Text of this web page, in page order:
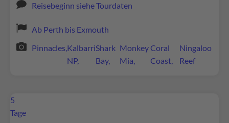
Reisebeginn siehe Tourdaten
Ab Perth bis Exmouth
Pinnacles,Kalbarri
NP,
Shark
Bay,
Monkey
Mia,
Coral
Coast,
Ningaloo
Reef
5
Tage